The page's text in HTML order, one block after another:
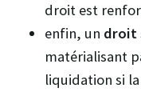
droit est
enfin, un droit
matérialisant
liquidation si